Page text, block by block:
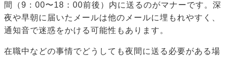
間（9：00〜18：00前後）内に送るのがマナーです。深
夜や早朝に届いたメールは他のメールに埋もれやすく、
通知音で迷惑をかける可能性もあります。
在職中などの事情でどうしても夜間に送る必要がある場